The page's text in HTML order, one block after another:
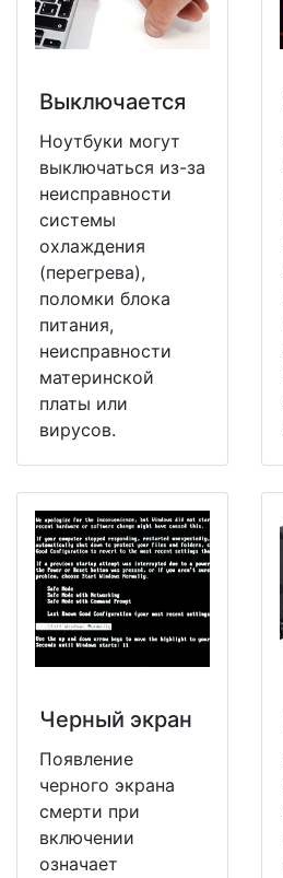
Выключается
Ноутбуки могут
выключаться из-за
неисправности
системы
охлаждения
(перегрева),
поломки блока
питания,
неисправности
материнской
платы или
вирусов.
Черный экран
Появление
черного экрана
смерти при
включении
означает